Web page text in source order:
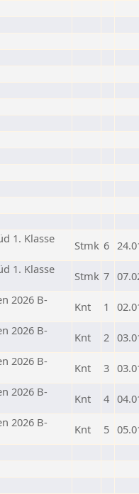
1. Klasse
Stmk 6
1. Klasse
Stmk 7
2026 B-
Knt 1
2026 B-
Knt 2
2026 B-
Knt 3
2026 B-
Knt 4
2026 B-
Knt 5